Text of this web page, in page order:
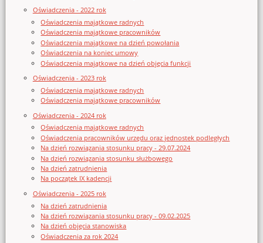
Oświadczenia - 2022 rok
Oświadczenia majątkowe radnych
Oświadczenia majątkowe pracowników
Oświadczenia majątkowe na dzień powołania
Oświadczenia na koniec umowy
Oświadczenia majątkowe na dzień objęcia funkcji
Oświadczenia - 2023 rok
Oświadczenia majątkowe radnych
Oświadczenia majątkowe pracowników
Oświadczenia - 2024 rok
Oświadczenia majątkowe radnych
Oświadczenia pracowników urzędu oraz jednostek podległych
Na dzień rozwiązania stosunku pracy - 29.07.2024
Na dzień rozwiązania stosunku służbowego
Na dzień zatrudnienia
Na początek IX kadencji
Oświadczenia - 2025 rok
Na dzień zatrudnienia
Na dzień rozwiązania stosunku pracy - 09.02.2025
Na dzień objęcia stanowiska
Oświadczenia za rok 2024